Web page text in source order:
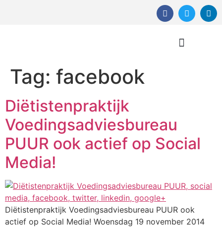
Tag: facebook
Diëtistenpraktijk
Voedingsadviesbureau
PUUR ook actief op Social
Media!
Diëtistenpraktijk Voedingsadviesbureau PUUR ook
actief op Social Media! Woensdag 19 november 2014